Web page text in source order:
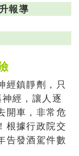
報導
經鎮靜劑，只
經，讓人逐
開車，非常危
根據行政院交
告發酒駕件數